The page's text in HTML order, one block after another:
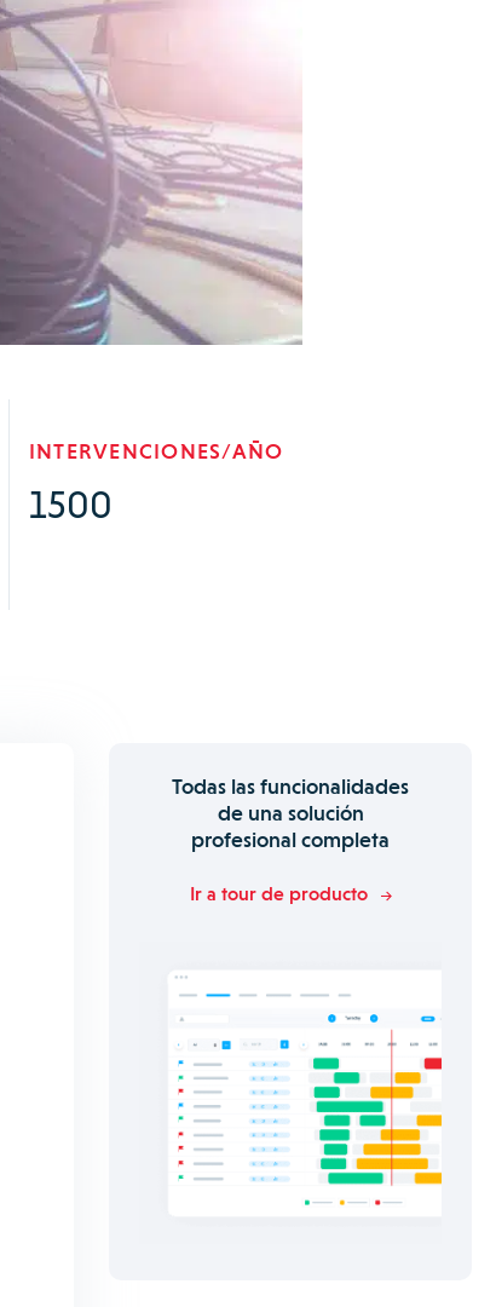
INTERVENCIONES/AÑO
1500
Todas las funcionalidades
de una solución
profesional completa
Ir a tour de producto